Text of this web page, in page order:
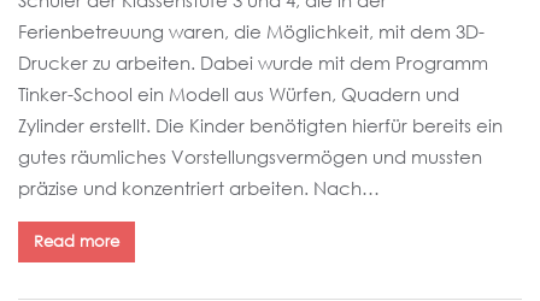
Ferienbetreuung waren, die Möglichkeit, mit dem 3D-
Drucker zu arbeiten. Dabei wurde mit dem Programm
Tinker-School ein Modell aus Würfen, Quadern und
Zylinder erstellt. Die Kinder benötigten hierfür bereits ein
gutes räumliches Vorstellungsvermögen und mussten
präzise und konzentriert arbeiten. Nach…
Read more